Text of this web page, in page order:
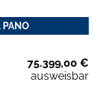
75.399,00 €
ausweisbar